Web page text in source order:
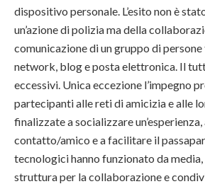
dispositivo personale. L’esito non è
un’azione di polizia ma della
comunicazione di un gruppo di
network, blog e posta elettronica. Il
eccessivi. Unica eccezione l’impegno
partecipanti alle reti di amicizia e alle
finalizzate a socializzare
contatto/amico e a facilitare il
tecnologici hanno funzionato da
struttura per la collaborazione e